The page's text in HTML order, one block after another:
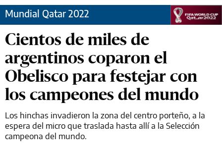
Mundial Qatar 2022
Cientos de miles de
argentinos coparon el
Obelisco para festejar con
los campeones del mundo
Los hinchas invadieron la zona del centro porteño, a la
espera del micro que traslada hasta allí a la Selección
campeona del mundo.